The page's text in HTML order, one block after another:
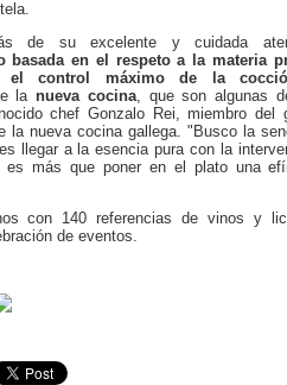
de su excelente y cuidada
basada en el respeto a la materia
el control máximo de la
la nueva cocina, que son algunas
chef Gonzalo Rei, miembro del
la nueva cocina gallega. "Busco la
llegar a la esencia pura con la
más que poner en el plato una
con 140 referencias de vinos y
de eventos.